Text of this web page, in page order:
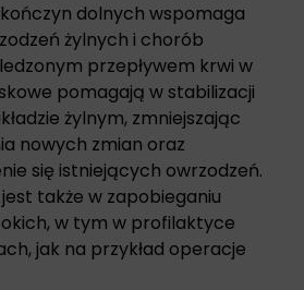
dolnych wspomaga
żylnych i chorób
przepływem krwi w
pomagają w stabilizacji
żylnym, zmniejszając
nowych zmian oraz
się istniejących owrzodzeń.
także w zapobieganiu
w tym w profilaktyce
jak na przykład operacje